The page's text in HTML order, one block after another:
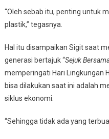
“Oleh sebab itu, penting untuk
plastik,” tegasnya.
Hal itu disampaikan Sigit saat
generasi bertajuk “Sejuk
memperingati Hari Lingkungan
bisa dilakukan saat ini adalah
siklus ekonomi.
“Sehingga tidak ada yang